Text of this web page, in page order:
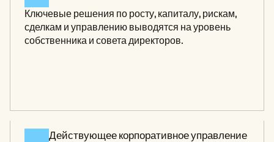
Ключевые решения по росту, капиталу, рискам,
сделкам и управлению выводятся на уровень
собственника и совета директоров.
Действующее корпоративное управление